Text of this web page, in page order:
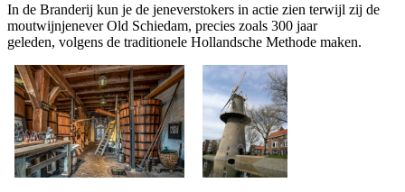
In de Branderij kun je de jeneverstokers in actie zien terwijl zij de
moutwijnjenever Old Schiedam, precies zoals 300 jaar
geleden, volgens de traditionele Hollandsche Methode maken.